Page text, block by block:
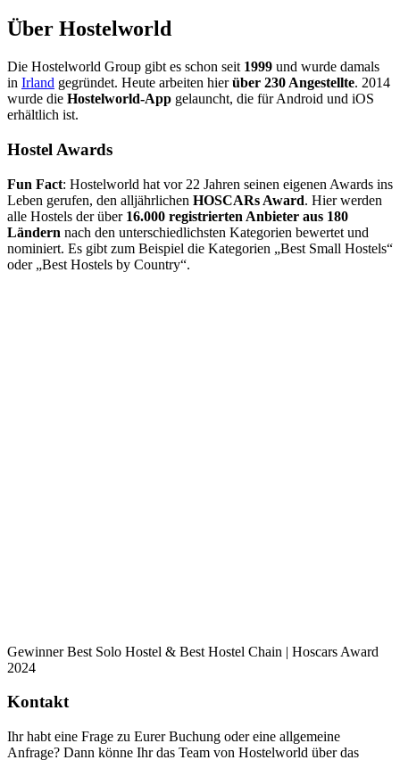
Über Hostelworld
Die Hostelworld Group gibt es schon seit 1999 und wurde damals
in Irland gegründet. Heute arbeiten hierüber 230 Angestellte. 2014
wurde die Hostelworld-App gelauncht, die für Android und iOS
erhältlich ist.
Hostel Awards
Fun Fact: Hostelworld hat vor 22 Jahren seinen eigenen Awards ins
Leben gerufen, den alljährlichen HOSCARs Award. Hier werden
alle Hostels der über 16.000 registrierten Anbieter aus 180
Ländern nach den unterschiedlichsten Kategorien bewertet und
nominiert. Es gibt zum Beispiel die Kategorien „Best Small Hostels“
oder „Best Hostels by Country“.
Gewinner Best Solo Hostel & Best Hostel Chain | Hoscars Award
2024
Kontakt
Ihr habt eine Frage zu Eurer Buchung oder eine allgemeine
Anfrage? Dann könne Ihr das Team von Hostelworld über das